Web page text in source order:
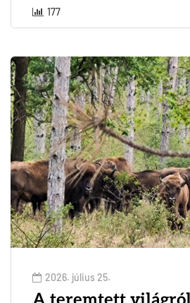
177
2026. július 25.